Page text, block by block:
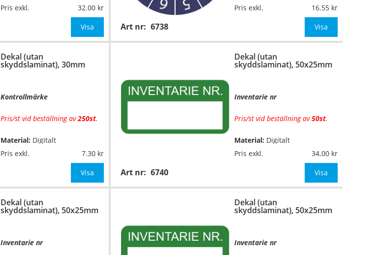
fyrfärgsprintade på
självhäftande vinylfolie (7års-
kvalitet). Toppskurna på ark.
Mått:Ø 30mm
Pris exkl. 32.00
Visa Art nr: 6738
fyrfärgsprintade på
självhäftande vinylfolie (7års-
kvalitet). Toppskurna på ark.
Mått:Ø 30mm
Pris exkl. 16.55
Visa
Dekal (utan
skyddslaminat), 30mm
Kontrollmärke
Pris/st vid beställning av250st.
Material: Digitalt
fyrfärgsprintade på
självhäftande vinylfolie (7års-
kvalitet). Toppskurna på ark.
Mått:Ø 30mm
Pris exkl. 7.30
Visa
Dekal (utan
skyddslaminat), 50x25mm
Art nr: 6740
Inventarie nr
Pris/st vid beställning av50st.
Material: Digitalt
fyrfärgsprintade på
självhäftande vinylfolie (7års-
kvalitet). Toppskurna på ark.
Mått:50x25mm
Pris exkl. 34.00
Visa
Dekal (utan
skyddslaminat), 50x25mm
Inventarie nr
Dekal (utan
skyddslaminat), 50x25mm
Inventarie nr